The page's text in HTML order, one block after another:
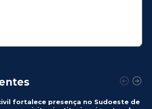
fortalece presença no Sudoeste de